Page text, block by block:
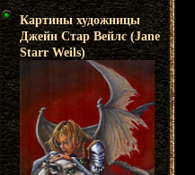
Картины художницы
Джейн Стар Вейлс (Jane
Starr Weils)